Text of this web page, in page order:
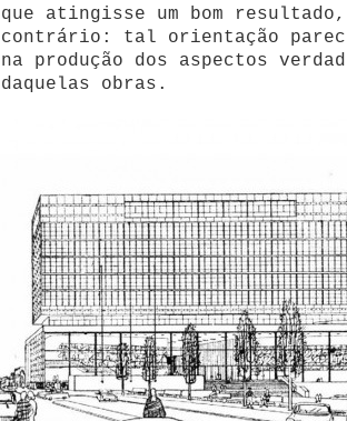
que atingisse um bom
contrário: tal orientação
na produção dos aspectos
daquelas obras.